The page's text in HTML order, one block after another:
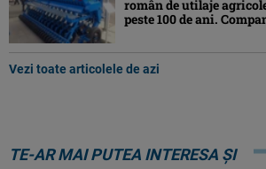
român de utilaje
peste 100 de ani.
Vezi toate articolele de azi
TE-AR MAI PUTEA INTERESA ȘI